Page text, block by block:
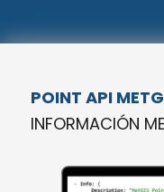
POINT API
INFORMACIÓN